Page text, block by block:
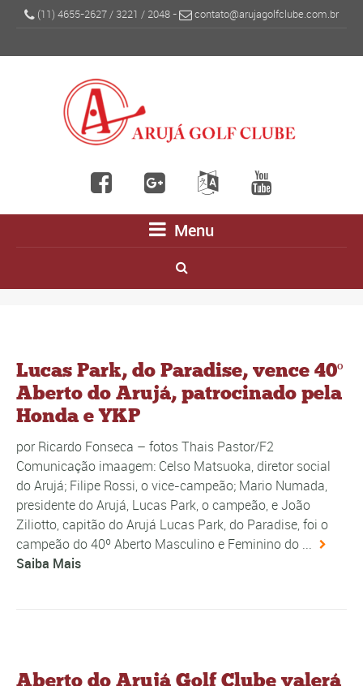
(11) 4655-2627/ 3221 / 2048- contato@arujagolfclube.com.br
Menu
Lucas Park, do Paradise, vence 40º
Aberto do Arujá, patrocinado pela
Honda e YKP
por Ricardo Fonseca – fotos Thais Pastor/F2
Comunicação imaagem: Celso Matsuoka, diretor social
do Arujá; Filipe Rossi, o vice-campeão; Mario Numada,
presidente do Arujá, Lucas Park, o campeão, e João
Ziliotto, capitão do Arujá Lucas Park, do Paradise, foi o
campeão do 40º Aberto Masculino e Feminino do ...
Saiba Mais
Aberto do Arujá Golf Clube valerá